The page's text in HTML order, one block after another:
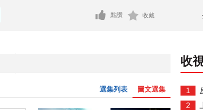
點讚 收藏
圖文選集
選集列表
收
1
2